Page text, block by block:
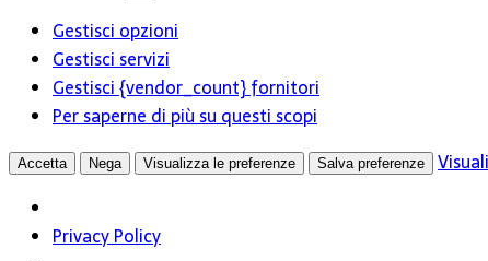
Gestisci opzioni
Gestisci servizi
Gestisci {vendor_count} fornitori
Per saperne di più su questi scopi
Accetta Nega Visualizza le preferenze Salva preferenze
Privacy Policy